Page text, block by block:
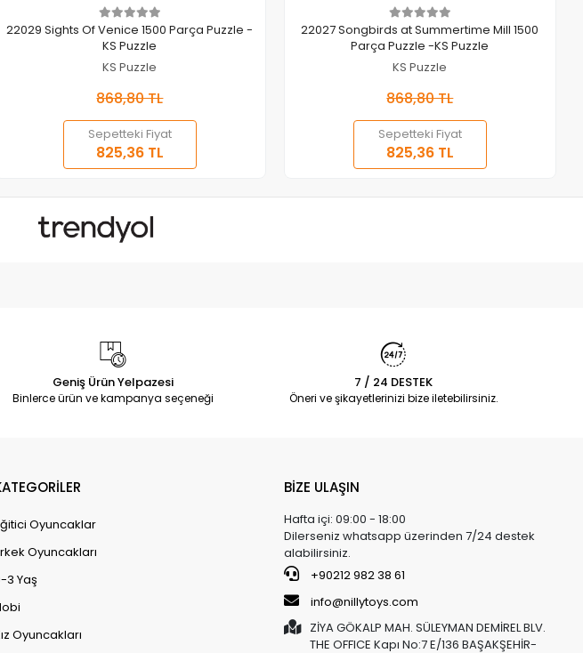
Sepete Ekle
22029 Sights Of Venice 1500 Parça Puzzle -
KS Puzzle
KS Puzzle
868,80 TL
Sepetteki Fiyat
825,36 TL
Sepete Ekle
22027 Songbirds at Summertime Mill 1500
Parça Puzzle -KS Puzzle
KS Puzzle
868,80 TL
Sepetteki Fiyat
825,36 TL
Geniş Ürün Yelpazesi
Binlerce ürün ve kampanya seçeneği
7 / 24 DESTEK
Öneri ve şikayetlerinizi bize iletebilirsiniz.
Oyuncaklar
Oyuncakları
3 Yaş
Oyuncakları
BİZE ULAŞIN
Hafta içi: 09:00 - 18:00
Dilerseniz whatsapp üzerinden 7/24 destek
alabilirsiniz.
+90212 982 38 61
info@nillytoys.com
ZİYA GÖKALP MAH. SÜLEYMAN DEMİREL BLV.
THE OFFICE Kapı No:7 E/136 BAŞAKŞEHİR-